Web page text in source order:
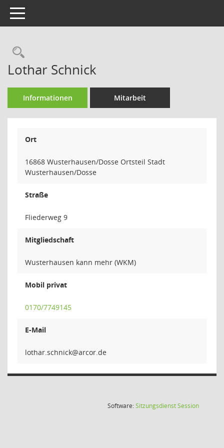
Toggle navigation
Rechercheauswahl
Lothar Schnick
Informationen Mitarbeit
Ort
16868 Wusterhausen/Dosse Ortsteil Stadt
Wusterhausen/Dosse
Straße
Fliederweg 9
Mitgliedschaft
Wusterhausen kann mehr (WKM)
Mobil privat
0170/7749145
E-Mail
kcinhcs
Software:SitzungsdienstSession(Wird in